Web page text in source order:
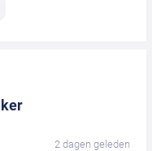
2 dagen geleden